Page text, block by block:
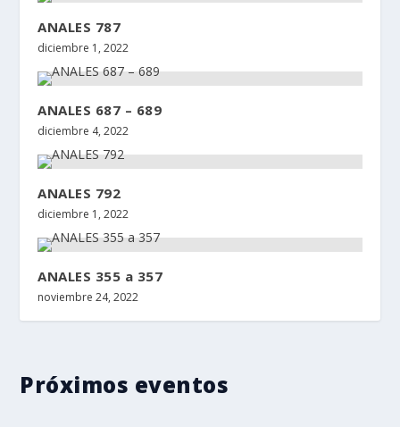
ANALES 787
diciembre 1, 2022
ANALES 687 – 689
diciembre 4, 2022
ANALES 792
diciembre 1, 2022
ANALES 355 a 357
noviembre 24, 2022
Próximos eventos